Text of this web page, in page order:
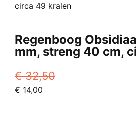
Regenboog
mm, streng 40 cm,
€32,50
Oorspronkelijke
€ 14,00